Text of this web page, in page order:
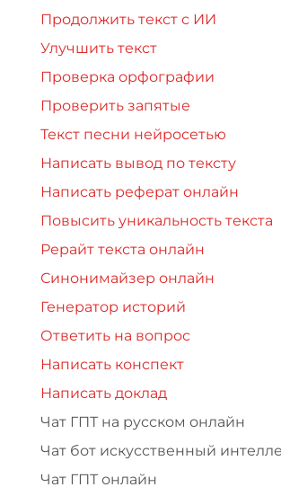
Продолжить текст с ИИ
Улучшить текст
Проверка орфографии
Проверить запятые
Текст песни нейросетью
Написать вывод по тексту
Написать реферат онлайн
Повысить уникальность текста
Рерайт текста онлайн
Синонимайзер онлайн
Генератор историй
Ответить на вопрос
Написать конспект
Написать доклад
Чат ГПТ на русском онлайн
Чат бот искусственный
Чат ГПТ онлайн